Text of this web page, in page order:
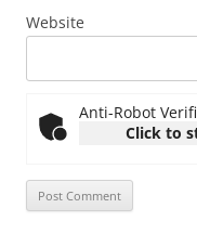
Website
Anti-Robot
Click to